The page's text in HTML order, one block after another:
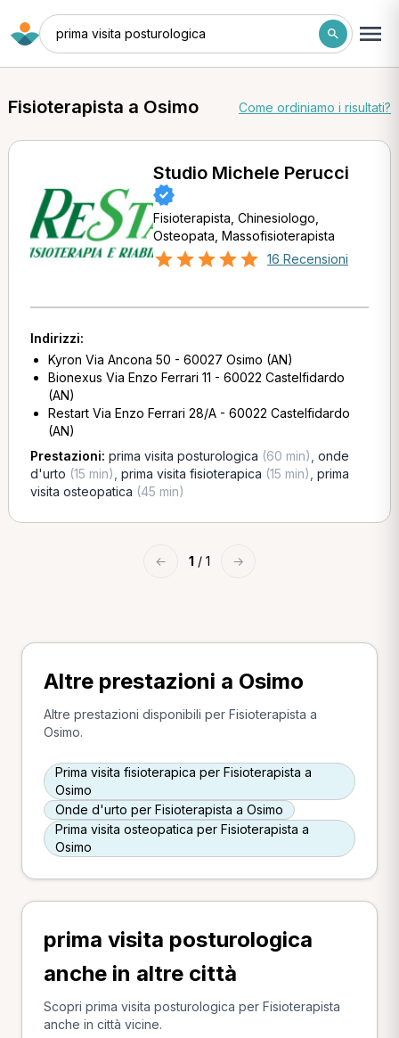
prima visita posturologica
Fisioterapista a Osimo Come ordiniamo i risultati?
Studio Michele Perucci
Fisioterapista, Chinesiologo,
Osteopata, Massofisioterapista
16 Recensioni
Indirizzi:
Kyron Via Ancona 50 - 60027 Osimo (AN)
Bionexus Via Enzo Ferrari 11 - 60022 Castelfidardo
(AN)
Restart Via Enzo Ferrari 28/A - 60022 Castelfidardo
(AN)
Prestazioni: prima visita posturologica (60 min) onde
d'urto (15 min) prima visita fisioterapica (15 min) prima
visita osteopatica (45 min)
← 1 / 1 →
Altre prestazioni a Osimo
Altre prestazioni disponibili per Fisioterapista a
Osimo.
Prima visita fisioterapica per Fisioterapista a
Osimo
Onde d'urto per Fisioterapista a Osimo
Prima visita osteopatica per Fisioterapista a
Osimo
prima visita posturologica
anche in altre città
Scopri prima visita posturologica per Fisioterapista
anche in città vicine.